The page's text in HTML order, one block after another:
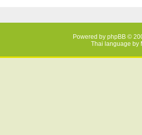
Powered by phpBB ©
Thai language by